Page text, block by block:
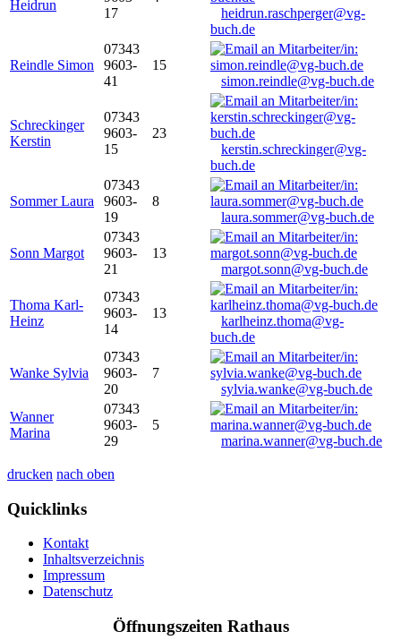
Heidrun
17
heidrun.raschperger@vg-
buch.de
Reindle Simon
07343
9603-
41
15
simon.reindle@vg-buch.de
Schreckinger
Kerstin
07343
9603-
15
23
kerstin.schreckinger@vg-
buch.de
Sommer Laura
07343
9603-
19
8
laura.sommer@vg-buch.de
Sonn Margot
07343
9603-
21
13
margot.sonn@vg-buch.de
Thoma Karl-
Heinz
07343
9603-
14
13
karlheinz.thoma@vg-
buch.de
Wanke Sylvia
07343
9603-
20
7
sylvia.wanke@vg-buch.de
Wanner
Marina
07343
9603-
29
5
marina.wanner@vg-buch.de
drucken nach oben
Quicklinks
Kontakt
Inhaltsverzeichnis
Impressum
Datenschutz
Öffnungszeiten Rathaus